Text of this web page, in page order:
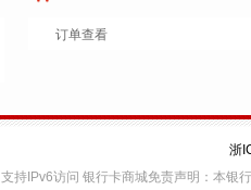
订单查看
浙
支持IPv6访问 银行卡商城免责声明：本银